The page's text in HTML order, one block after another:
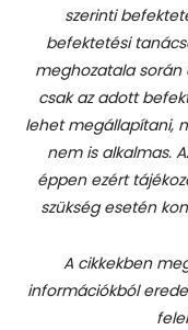
szerinti
befektetési
meghozatala
csak az adott
lehet megállapítani,
nem is alkalmas.
éppen ezért
szükség esetén
A cikkekben
információkból